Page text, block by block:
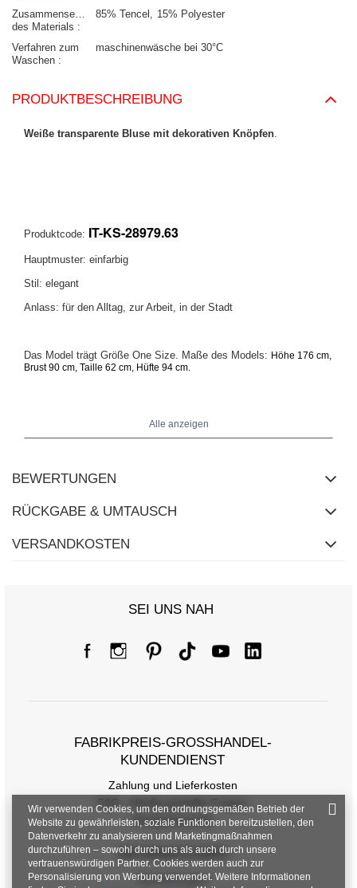
Zusammensetzung
des Materials
85% Tencel 15% Polyester
Verfahren zum
Waschen
maschinenwäsche bei 30°C
PRODUKTBESCHREIBUNG
Weiße transparente Bluse mit dekorativen Knöpfen
Produktcode: IT-KS-28979.63
Hauptmuster: einfarbig
Stil: elegant
Anlass: für den Alltag, zur Arbeit, in der Stadt
Das Model trägt Größe One Size. Maße des Models: Höhe 176 cm,
Brust 90 cm, Taille 62 cm, Hüfte 94 cm.
Maße der Bluse in Größe One Size flach gemessen: Breite unter
Alle anzeigen
BEWERTUNGEN
RÜCKGABE & UMTAUSCH
VERSANDKOSTEN
SEI UNS NAH
FABRIKPREIS-GROSSHANDEL-K
UNDENDIENST
Zahlung und Lieferkosten
FAQ - Häufig gestellte Fragen
Rückgabepolitik
INFORMATIONEN
Verordnungen
Wir verwenden Cookies, um den ordnungsgemäßen Betrieb der
Website zu gewährleisten, soziale Funktionen bereitzustellen, den
Datenverkehr zu analysieren und Marketingmaßnahmen
durchzuführen – sowohl durch uns als auch durch unsere
vertrauenswürdigen Partner. Cookies werden auch zur
Personalisierung von Werbung verwendet. Weitere Informationen